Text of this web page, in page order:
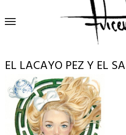
EL LACAYO PEZ Y EL
This
product
multiple
variants.